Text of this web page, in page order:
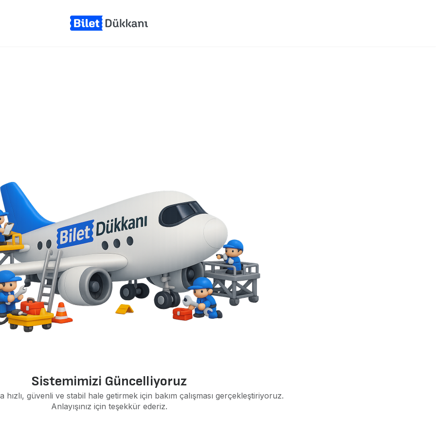
Sistemimizi Güncelliyoruz
hızlı, güvenli ve stabil hale getirmek için bakım çalışması gerçekleştiriyoruz.
Anlayışınız için teşekkür ederiz.